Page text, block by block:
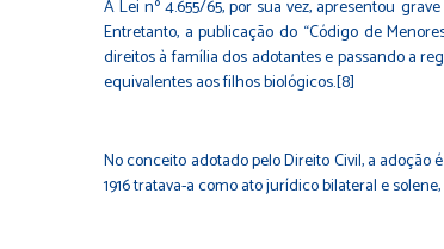
A Lei nº 4.655/65, por sua vez, apresentou
Entretanto, a publicação do “Código de
direitos à família dos adotantes e passando a
equivalentes aos filhos biológicos.[8]
No conceito adotado pelo Direito Civil, a
1916 tratava-a como ato jurídico bilateral e